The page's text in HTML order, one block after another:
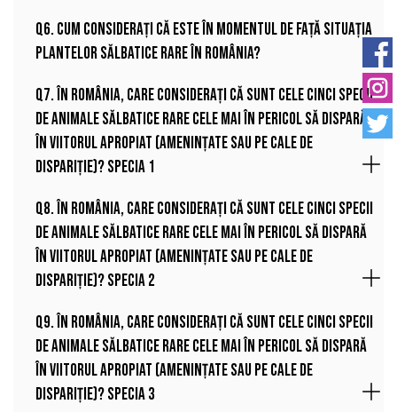
Q6. Cum considerați că este în momentul de față situația
plantelor sălbatice rare în România?
Q7. În România, care considerați că sunt cele cinci specii
de animale sălbatice rare cele mai în pericol să dispară
în viitorul apropiat (amenințate sau pe cale de
dispariție)? Specia 1
Q8. În România, care considerați că sunt cele cinci specii
de animale sălbatice rare cele mai în pericol să dispară
în viitorul apropiat (amenințate sau pe cale de
dispariție)? Specia 2
Q9. În România, care considerați că sunt cele cinci specii
de animale sălbatice rare cele mai în pericol să dispară
în viitorul apropiat (amenințate sau pe cale de
dispariție)? Specia 3